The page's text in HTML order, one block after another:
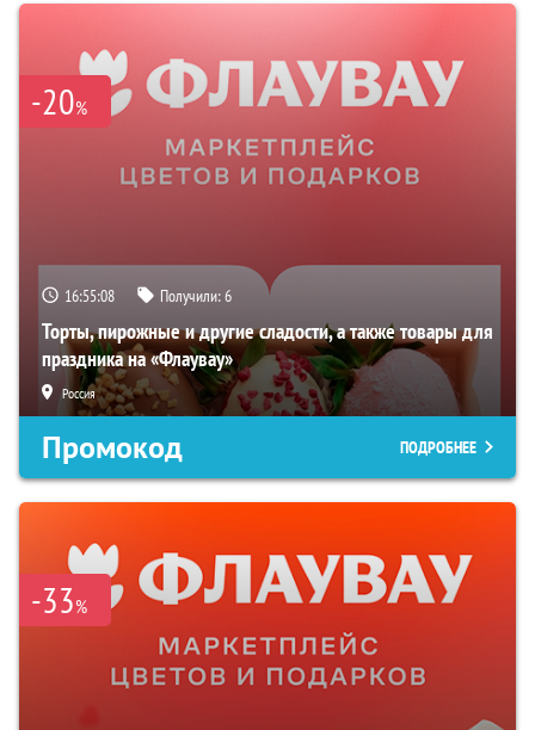
-20%
16:55:07 Получили:6
Торты, пирожные и другие сладости, а также товары для
праздника на «Флаувау»
Россия
Промокод ПОДРОБНЕЕ
-33%